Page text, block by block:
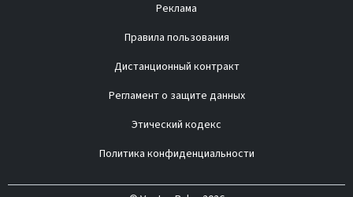
Реклама
Правила пользования
Дистанционный контракт
Регламент о защите данных
Этический кодекс
Политика конфиденциальности